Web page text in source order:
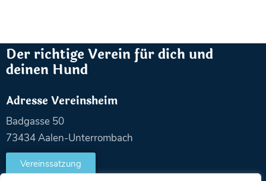
Der richtige Verein für dich und
deinen Hund
Adresse Vereinsheim
Badgasse 50
73434 Aalen-Unterrombach
Vereinssatzung